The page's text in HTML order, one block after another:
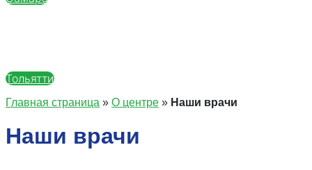
Тольятти
Главная страница » О центре » Наши врачи
Наши врачи